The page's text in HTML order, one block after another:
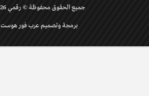
جميع الحقوق محفوظة © رقمي 2026
برمجة وتصميم عرب فور هوست